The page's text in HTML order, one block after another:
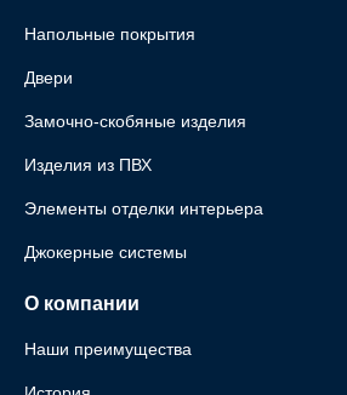
Напольные покрытия
Двери
Замочно-скобяные изделия
Изделия из ПВХ
Элементы отделки интерьера
Джокерные системы
О компании
Наши преимущества